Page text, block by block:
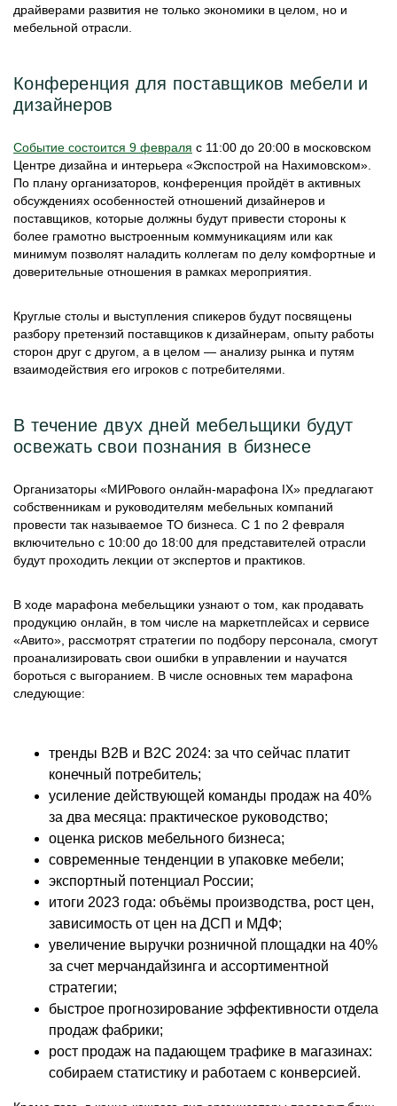
драйверами развития не только экономики в целом, но и
мебельной отрасли.
Конференция для поставщиков мебели и
дизайнеров
Событие состоится 9 февраля с 11:00 до 20:00 в московском
Центре дизайна и интерьера «Экспострой на Нахимовском».
По плану организаторов, конференция пройдёт в активных
обсуждениях особенностей отношений дизайнеров и
поставщиков, которые должны будут привести стороны к
более грамотно выстроенным коммуникациям или как
минимум позволят наладить коллегам по делу комфортные и
доверительные отношения в рамках мероприятия.
Круглые столы и выступления спикеров будут посвящены
разбору претензий поставщиков к дизайнерам, опыту работы
сторон друг с другом, а в целом ― анализу рынка и путям
взаимодействия его игроков с потребителями.
В течение двух дней мебельщики будут
освежать свои познания в бизнесе
Организаторы «МИРового онлайн-марафона IX» предлагают
собственникам и руководителям мебельных компаний
провести так называемое ТО бизнеса. С 1 по 2 февраля
включительно с 10:00 до 18:00 для представителей отрасли
будут проходить лекции от экспертов и практиков.
В ходе марафона мебельщики узнают о том, как продавать
продукцию онлайн, в том числе на маркетплейсах и сервисе
«Авито», рассмотрят стратегии по подбору персонала, смогут
проанализировать свои ошибки в управлении и научатся
бороться с выгоранием. В числе основных тем марафона
следующие:
тренды B2B и В2C 2024: за что сейчас платит
конечный потребитель;
усиление действующей команды продаж на 40%
за два месяца: практическое руководство;
оценка рисков мебельного бизнеса;
современные тенденции в упаковке мебели;
экспортный потенциал России;
итоги 2023 года: объёмы производства, рост цен,
зависимость от цен на ДСП и МДФ;
увеличение выручки розничной площадки на 40%
за счет мерчандайзинга и ассортиментной
стратегии;
быстрое прогнозирование эффективности отдела
продаж фабрики;
рост продаж на падающем трафике в магазинах:
собираем статистику и работаем с конверсией.